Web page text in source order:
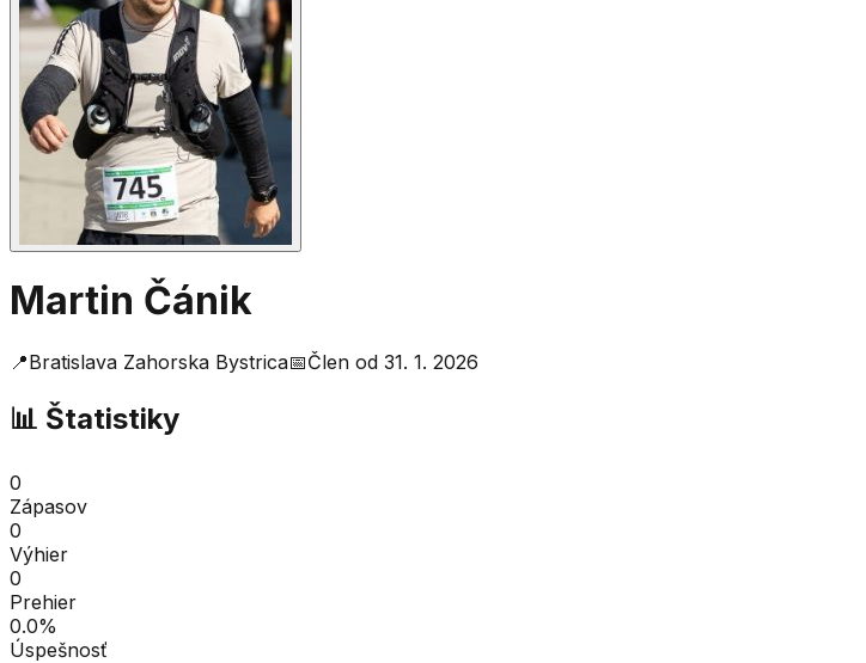
Martin Čánik
📍Bratislava Zahorska Bystrica📅Člen od 31. 1. 2026
📊 Štatistiky
0
Zápasov
0
Výhier
0
Prehier
0.0%
Úspešnosť